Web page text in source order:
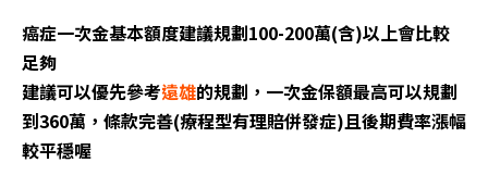
癌症一次金基本額度建議規劃100-200萬(含)以上會比較
足夠
建議可以優先參考遠雄的規劃，一次金保額最高可以規劃
到360萬，條款完善(療程型有理賠併發症)且後期費率漲幅
較平穩喔